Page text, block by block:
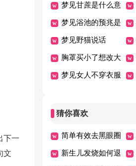
下一
文
兆
梦见甘蔗是什么意
思
梦见浴池的预兆是
什么
梦见野猫说话
胸罩买小了想改大
一些小窍门
梦见女人不穿衣服
猜你喜欢
简单有效去黑眼圈
方法
新生儿发烧如何退